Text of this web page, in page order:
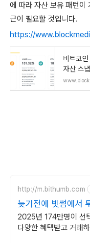
에 따라 자산 보유 패턴이
근이 필요할 것입니다.
https://
비트코
자산 스
http://m.bithumb.com
늦기전에 빗썸에서
입 시 5만원 혜택
2025년 174만명이 선
다양한 혜택받고 거래